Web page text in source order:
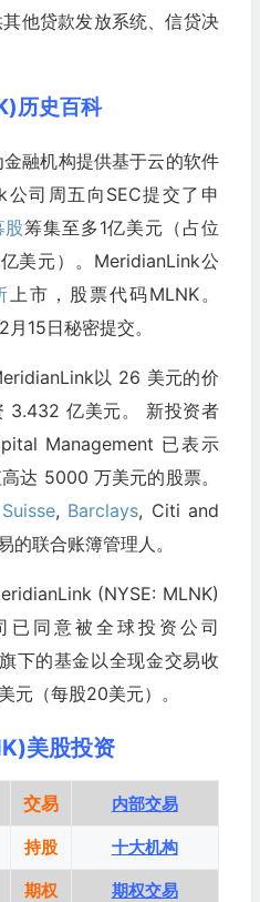
他贷款发放系统、信贷决
历史百科
融机构提供基于云的软件
司周五向SEC提交了申
股筹集至多1亿美元（占位
美元）。MeridianLink公
上市，股票代码MLNK。
15日秘密提交。
以 26 美元的价
3.432 亿美元。 新投资者
Management 已表示
达 5000 万美元的股票。
, Barclays, Citi and
的联合账簿管理人。
(NYSE: MLNK)
已同意被全球投资公司
下的基金以全现金交易收
元（每股20美元）。
美股投资
交易 内部交易
持股 十大机构
期权 期权交易